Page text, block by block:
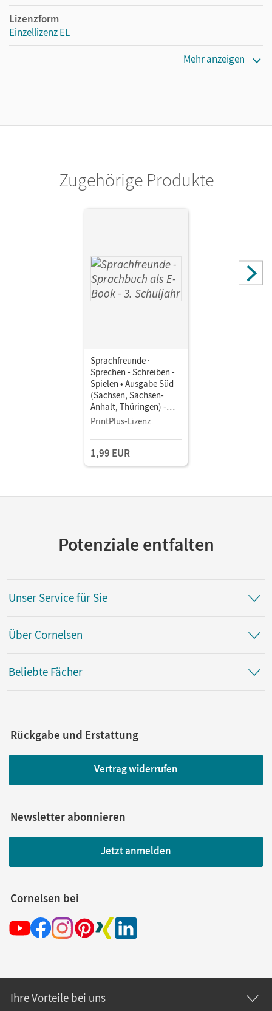
Lizenzform
Einzellizenz EL
Mehr anzeigen
Zugehörige Produkte
Sprachfreunde ·
Sprechen - Schreiben -
Spielen • Ausgabe Süd
(Sachsen, Sachsen-
Anhalt, Thüringen) -
Neubearbeitung 2015 ·
Sprachbuch als E-Book
PrintPlus-Lizenz
1,99 EUR
Potenziale entfalten
Unser Service für Sie
Über Cornelsen
Beliebte Fächer
Rückgabe und Erstattung
Vertrag widerrufen
Newsletter abonnieren
Jetzt anmelden
Cornelsen bei
Ihre Vorteile bei uns